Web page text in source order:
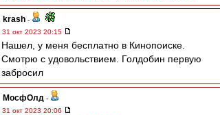
krash -
31 окт 2023 20:15
Нашел, у меня бесплатно в Кинопоиске.
Смотрю с удовольствием. Голдобин первую
забросил
МосфОлд -
31 окт 2023 20:06